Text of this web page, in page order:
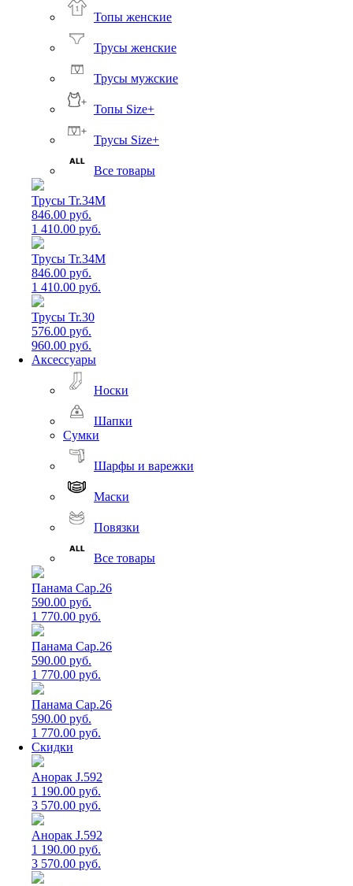
Топы женские
Трусы женские
Трусы мужские
Топы Size+
Трусы Size+
Все товары
Трусы Tr.34M
846.00 руб.
1 410.00 руб.
Трусы Tr.34M
846.00 руб.
1 410.00 руб.
Трусы Tr.30
576.00 руб.
960.00 руб.
Аксессуары
Носки
Шапки
Сумки
Шарфы и варежки
Маски
Повязки
Все товары
Панама Cap.26
590.00 руб.
1 770.00 руб.
Панама Cap.26
590.00 руб.
1 770.00 руб.
Панама Cap.26
590.00 руб.
1 770.00 руб.
Скидки
Анорак J.592
1 190.00 руб.
3 570.00 руб.
Анорак J.592
1 190.00 руб.
3 570.00 руб.